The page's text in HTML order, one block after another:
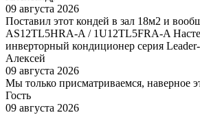
09 августа 2026
Поставил этот кондей в зал 18м2 и
AS12TL5HRA-A / 1U12TL5FRA-A
инверторный кондиционер серия
Алексей
09 августа 2026
Мы только присматриваемся, наверное
Гость
09 августа 2026